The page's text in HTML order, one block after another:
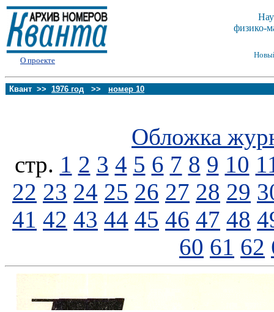
О проекте
физико-
Квант >> 1976 год >> номер 10
Обложка
стp. 1 2 3 4 5 6 7 8 9 10
22 23 24 25 26 27 28 29
41 42 43 44 45 46 47 48
60 61 62